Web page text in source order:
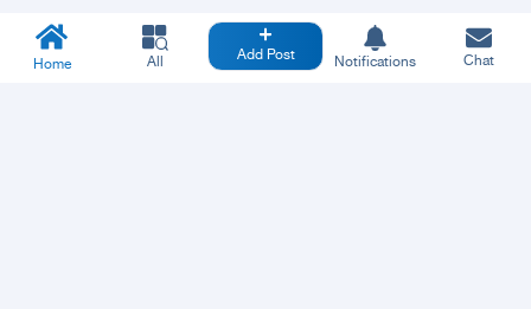
Home All Add Post Notifications Chat